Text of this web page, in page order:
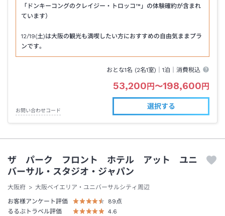
「ドンキーコングのクレイジー・トロッコ™」の体験確約が含まれ
ています）
12/19(土)は大阪の観光も満喫したい方におすすめの自由気ままプラ
ンです。
おとな1名 (2名1室)｜1泊 ｜消費税込
53,200円〜198,600円
お問い合わせコード
選択する
ザ パーク フロント ホテル アット ユニ
バーサル・スタジオ・ジャパン
大阪府
大阪ベイエリア・ユニバーサルシティ周辺
お客様アンケート評価
89点
るるぶトラベル評価
4.6